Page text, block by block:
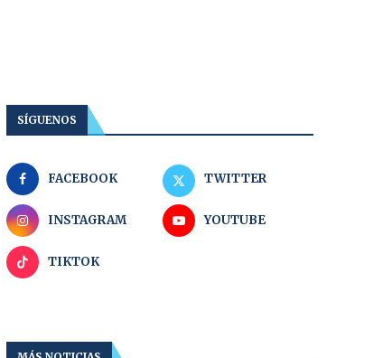
SÍGUENOS
FACEBOOK TWITTER
INSTAGRAM YOUTUBE
TIKTOK